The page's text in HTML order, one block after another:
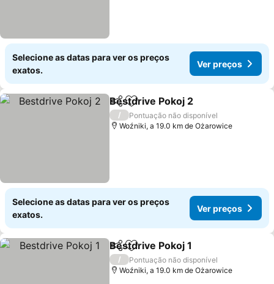
Selecione as datas para ver os preços
exatos.
Ver preços
PartilharAdicionar aos favoritos
Bestdrive Pokoj 2
/
Pontuação não disponível
Woźniki, a 19.0 km de Ożarowice
Selecione as datas para ver os preços
exatos.
Ver preços
PartilharAdicionar aos favoritos
Bestdrive Pokoj 1
/
Pontuação não disponível
Woźniki, a 19.0 km de Ożarowice